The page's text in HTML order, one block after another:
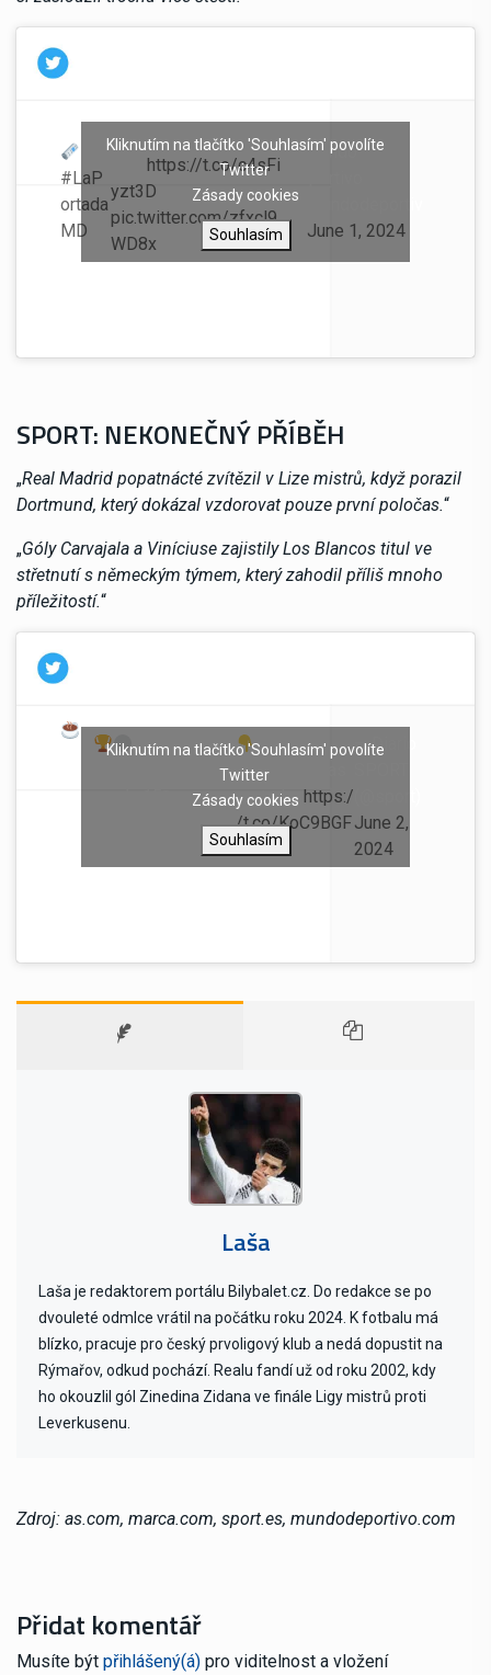
#LaP
ortada
MD
‚Una vez
https://t.co/c4sFi
yzt3D
pic.twitter.com/zfxcl9
WD8x
— Mundo
(@mundodeportiv
June 1, 2024
Kliknutím na tlačítko 'Souhlasím' povolíte
Twitter
Zásady cookies
Souhlasím
SPORT: NEKONEČNÝ PŘÍBĚH
„Real Madrid popatnácté zvítězil v Lize mistrů, když porazil
Dortmund, který dokázal vzdorovat pouze první poločas.“
„Góly Carvajala a Viníciuse zajistily Los Blancos titul ve
střetnutí s německým týmem, který zahodil příliš mnoho
příležitostí.“
La prensa
blanca enloquece
Champions del
Así han
amanecido las
portadas https:/
/t.co/KoC9BGF
6bs
— Diario
June 2,
2024
Kliknutím na tlačítko 'Souhlasím' povolíte
Twitter
Zásady cookies
Souhlasím
Laša
Laša je redaktorem portálu Bilybalet.cz. Do redakce se po
dvouleté odmlce vrátil na počátku roku 2024. K fotbalu má
blízko, pracuje pro český prvoligový klub a nedá dopustit na
Rýmařov, odkud pochází. Realu fandí už od roku 2002, kdy
ho okouzlil gól Zinedina Zidana ve finále Ligy mistrů proti
Leverkusenu.
Zdroj: as.com, marca.com, sport.es, mundodeportivo.com
Přidat komentář
Musíte být přihlášený(á) pro viditelnost a vložení